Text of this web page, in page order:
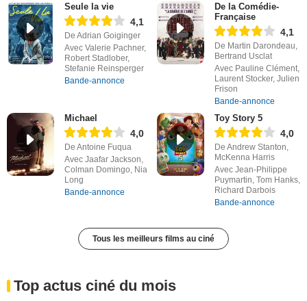
Seule la vie
4,1
De Adrian Goiginger
Avec Valerie Pachner,
Robert Stadlober,
Stefanie Reinsperger
Bande-annonce
De la Comédie-
Française
4,1
De Martin Darondeau,
Bertrand Usclat
Avec Pauline Clément,
Laurent Stocker, Julien
Frison
Bande-annonce
Michael
4,0
De Antoine Fuqua
Avec Jaafar Jackson,
Colman Domingo, Nia
Long
Bande-annonce
Toy Story 5
4,0
De Andrew Stanton,
McKenna Harris
Avec Jean-Philippe
Puymartin, Tom Hanks,
Richard Darbois
Bande-annonce
Tous les meilleurs films au ciné
Top actus ciné du mois